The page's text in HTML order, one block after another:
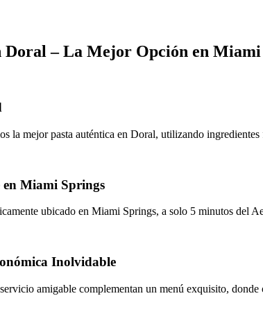
Doral – La Mejor Opción en
la mejor pasta auténtica en Doral, utilizando
en Miami Springs
ubicado en Miami Springs, a solo 5 minutos del
Inolvidable
amigable complementan un menú exquisito,